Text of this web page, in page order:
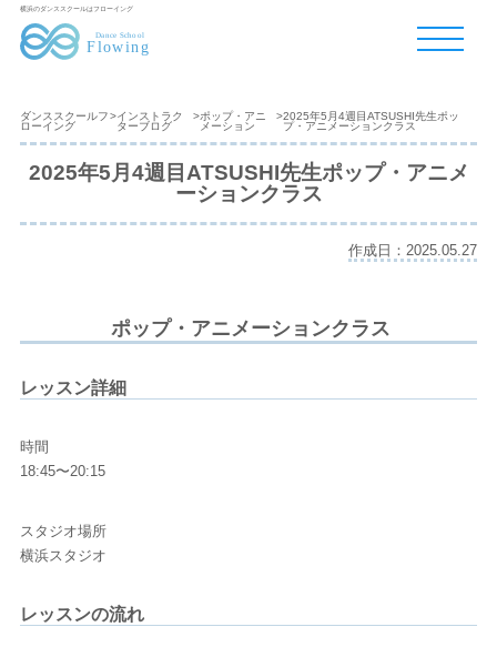
横浜のダンススクールはフローイング
ダンススクールフ
ローイング
>インストラク
ターブログ
>ポップ・アニ
メーション
>2025年5月4週目ATSUSHI先生ポッ
プ・アニメーションクラス
2025年5月4週目ATSUSHI先生ポップ・アニメ
ーションクラス
作成日：2025.05.27
ポップ・アニメーションクラス
レッスン詳細
時間
18:45〜20:15
スタジオ場所
横浜スタジオ
レッスンの流れ